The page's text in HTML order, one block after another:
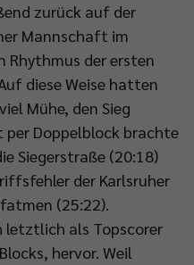
zurück auf der
Mannschaft im
Rhythmus der ersten
diese Weise hatten
Mühe, den Sieg
per Doppelblock brachte
Siegerstraße (20:18)
der Karlsruher
(25:22).
letztlich als Topscorer
hervor. Weil